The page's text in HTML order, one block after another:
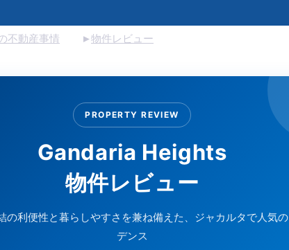
不動産事情 物件レビュー
PROPERTY REVIEW
Gandaria Heights
物件レビュー
の利便性と暮らしやすさを兼ね備えた、ジャカルタで人気
デンス